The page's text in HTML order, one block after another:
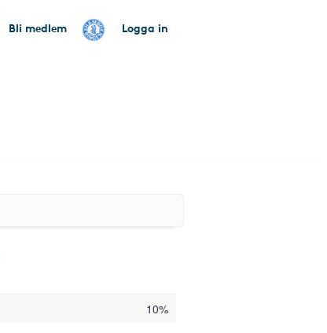
Bli medlem Logga in
10%